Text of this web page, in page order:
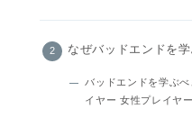
なぜバッドエンドを
バッドエンドを学ぶ
イヤー 女性プレイヤ